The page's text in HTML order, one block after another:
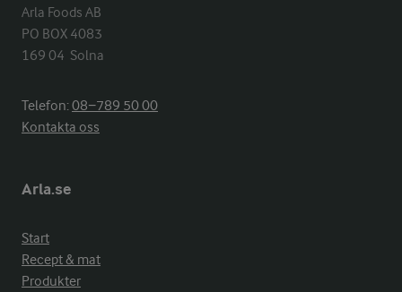
Arla Foods AB
PO BOX 4083
169 04  Solna
Telefon:08−789 50 00
Kontakta oss
Arla.se
Start
Recept & mat
Produkter